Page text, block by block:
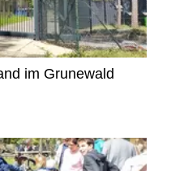
im Grunewald